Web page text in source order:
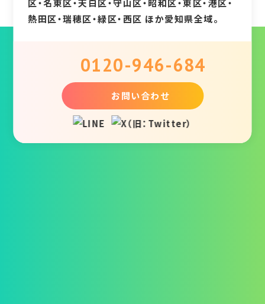
区・名東区・天白区・守山区・昭和区・東区・港区・
熱田区・瑞穂区・緑区・西区 ほか愛知県全域。
0120-946-684
お問い合わせ